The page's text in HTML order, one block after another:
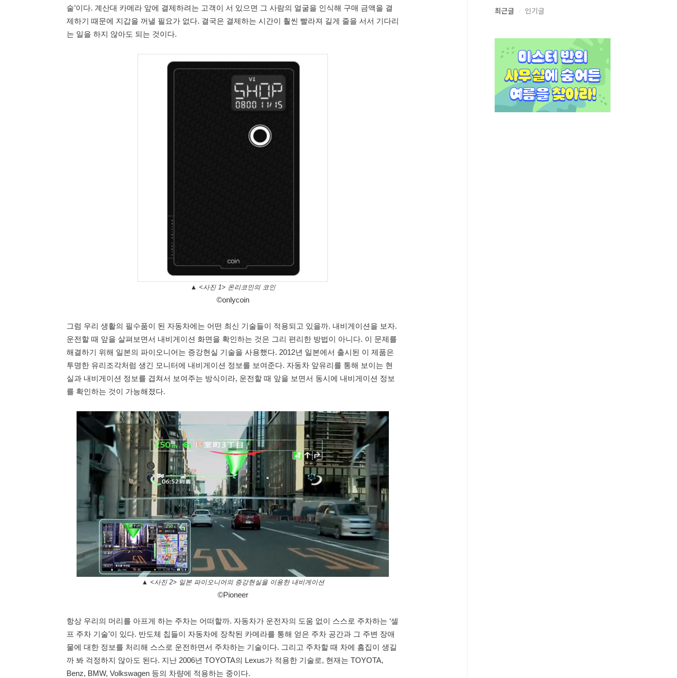
술’이다. 계산대 카메라 앞에 결제하려는 고객이 서 있으면 그 사람의 얼굴을 인식해 구매 금액을 결
제하기 때문에 지갑을 꺼낼 필요가 없다. 결국은 결제하는 시간이 훨씬 빨라져 길게 줄을 서서 기다리
는 일을 하지 않아도 되는 것이다.
▲ <사진 1> 온리코인의 코인
©onlycoin
그럼 우리 생활의 필수품이 된 자동차에는 어떤 최신 기술들이 적용되고 있을까. 내비게이션을 보자.
운전할 때 앞을 살펴보면서 내비게이션 화면을 확인하는 것은 그리 편리한 방법이 아니다. 이 문제를
해결하기 위해 일본의 파이오니어는 증강현실 기술을 사용했다. 2012년 일본에서 출시된 이 제품은
투명한 유리조각처럼 생긴 모니터에 내비게이션 정보를 보여준다. 자동차 앞유리를 통해 보이는 현
실과 내비게이션 정보를 겹쳐서 보여주는 방식이라, 운전할 때 앞을 보면서 동시에 내비게이션 정보
를 확인하는 것이 가능해졌다.
▲ <사진 2> 일본 파이오니어의 증강현실을 이용한 내비게이션
©Pioneer
항상 우리의 머리를 아프게 하는 주차는 어떠할까. 자동차가 운전자의 도움 없이 스스로 주차하는 ‘셀
프 주차 기술’이 있다. 반도체 칩들이 자동차에 장착된 카메라를 통해 얻은 주차 공간과 그 주변 장애
물에 대한 정보를 처리해 스스로 운전하면서 주차하는 기술이다. 그리고 주차할 때 차에 흠집이 생길
까 봐 걱정하지 않아도 된다. 지난 2006년 TOYOTA의 Lexus가 적용한 기술로, 현재는 TOYOTA,
Benz, BMW, Volkswagen 등의 차량에 적용하는 중이다.
최근글 인기글